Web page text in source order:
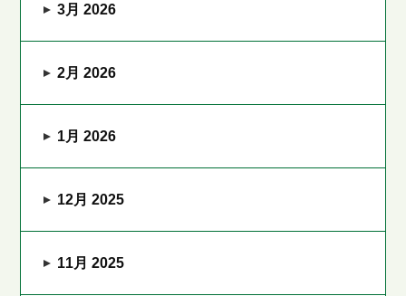
3月 2026
2月 2026
1月 2026
12月 2025
11月 2025